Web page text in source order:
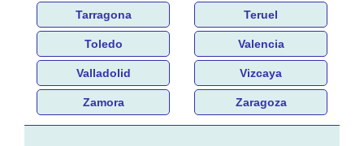
Tarragona Teruel
Toledo Valencia
Valladolid Vizcaya
Zamora Zaragoza